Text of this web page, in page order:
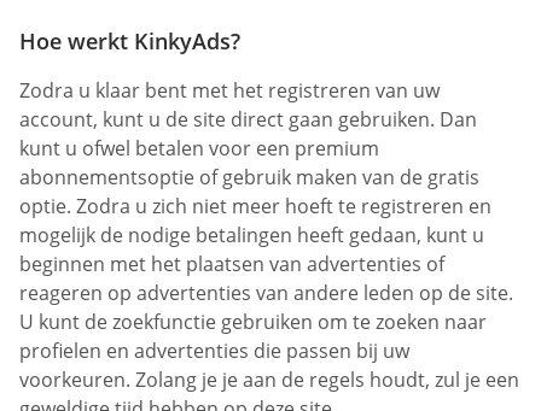
Hoe werkt KinkyAds?
Zodra u klaar bent met het registreren van uw
account, kunt u de site direct gaan gebruiken. Dan
kunt u ofwel betalen voor een premium
abonnementsoptie of gebruik maken van de gratis
optie. Zodra u zich niet meer hoeft te registreren en
mogelijk de nodige betalingen heeft gedaan, kunt u
beginnen met het plaatsen van advertenties of
reageren op advertenties van andere leden op de site.
U kunt de zoekfunctie gebruiken om te zoeken naar
profielen en advertenties die passen bij uw
voorkeuren. Zolang je je aan de regels houdt, zul je een